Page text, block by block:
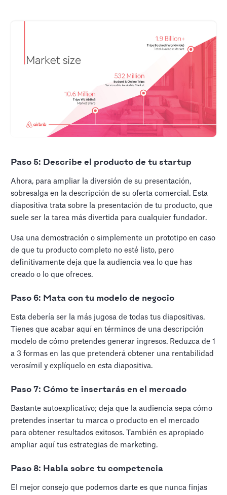
Paso 5: Describe el producto de tu startup
Ahora, para ampliar la diversión de su presentación,
sobresalga en la descripción de su oferta comercial. Esta
diapositiva trata sobre la presentación de tu producto, que
suele ser la tarea más divertida para cualquier fundador.
Usa una demostración o simplemente un prototipo en caso
de que tu producto completo no esté listo, pero
definitivamente deja que la audiencia vea lo que has
creado o lo que ofreces.
Paso 6: Mata con tu modelo de negocio
Esta debería ser la más jugosa de todas tus diapositivas.
Tienes que acabar aquí en términos de una descripción
modelo de cómo pretendes generar ingresos. Reduzca de 1
a 3 formas en las que pretenderá obtener una rentabilidad
verosímil y explíquelo en esta diapositiva.
Paso 7: Cómo te insertarás en el mercado
Bastante autoexplicativo; deja que la audiencia sepa cómo
pretendes insertar tu marca o producto en el mercado
para obtener resultados exitosos. También es apropiado
ampliar aquí tus estrategias de marketing.
Paso 8: Habla sobre tu competencia
El mejor consejo que podemos darte es que nunca finjas